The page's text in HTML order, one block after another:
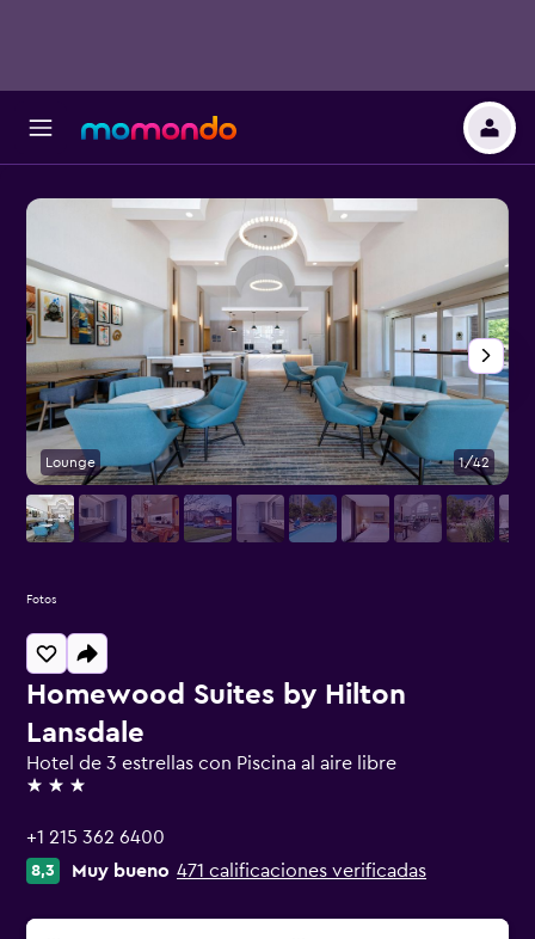
Homewood Suites by Hilton
Lansdale
Hotel de 3 estrellas con Piscina al aire libre
3 estrellas
+1 215 362 6400
8,3 Muy bueno 471 calificaciones verificadas
Lounge 1/42
Fotos